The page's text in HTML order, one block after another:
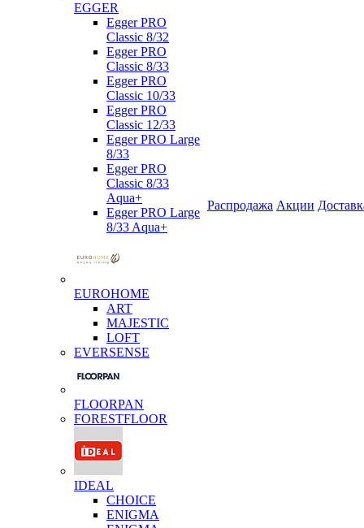
EGGER
Egger PRO
Classic 8/32
Egger PRO
Classic 8/33
Egger PRO
Classic 10/33
Egger PRO
Classic 12/33
Egger PRO Large
8/33
Egger PRO
Classic 8/33
Aqua+
Egger PRO Large
8/33 Aqua+
EUROHOME
ART
MAJESTIC
LOFT
EVERSENSE
FLOORPAN
FORESTFLOOR
IDEAL
CHOICE
ENIGMA
Распродажа Акции